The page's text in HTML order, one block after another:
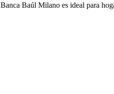
Baúl Milano es ideal para